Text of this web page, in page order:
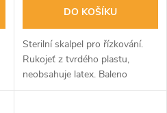
DO KOŠÍKU
Sterilní skalpel pro řízkování.
Rukojeť z tvrdého plastu,
neobsahuje latex. Baleno
jednotlivě. Ideální pro precizní